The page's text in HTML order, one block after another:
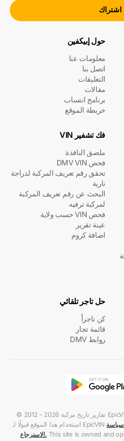
اشتراك
حول إبيكفين
معلومات عنا
اتصل بنا
التعليقات
مقالات
برنامج انتساب
خريطة الموقع
فك تشفير VIN
ملصق النافذة
فحص DMV VIN
تحقق رقم تعريف المركبة لدراجة
نارية
البحث عن رقم تعريف المركبة
لمركبة ترفيه
فحص VIN حسب ولاية
عينة تقرير
اضافة كروم
حل تاجر تلقائي
كن تاجراً
قائمة تجار
روابط DMV
© 2012 - 2026 تقارير تاريخ مركبة EpicVIN. كل الحقوق محفوظة. يشكل
استخدام هذا الموقع قبولًا لـ EpicVIN سياسة
الاسترجاع. This site is owned and